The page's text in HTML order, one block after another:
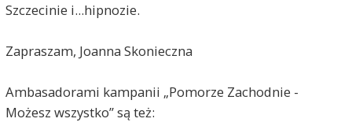
Szczecinie i...hipnozie.
Zapraszam, Joanna Skonieczna
Ambasadorami kampanii „Pomorze Zachodnie -
Możesz wszystko” są też: